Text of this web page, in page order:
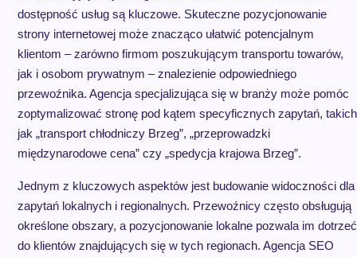
dostępność usług są kluczowe. Skuteczne pozycjonowanie
strony internetowej może znacząco ułatwić potencjalnym
klientom – zarówno firmom poszukującym transportu towarów,
jak i osobom prywatnym – znalezienie odpowiedniego
przewoźnika. Agencja specjalizująca się w branży może pomóc
zoptymalizować stronę pod kątem specyficznych zapytań, takich
jak „transport chłodniczy Brzeg”, „przeprowadzki
międzynarodowe cena” czy „spedycja krajowa Brzeg”.
Jednym z kluczowych aspektów jest budowanie widoczności dla
zapytań lokalnych i regionalnych. Przewoźnicy często obsługują
określone obszary, a pozycjonowanie lokalne pozwala im dotrzeć
do klientów znajdujących się w tych regionach. Agencja SEO